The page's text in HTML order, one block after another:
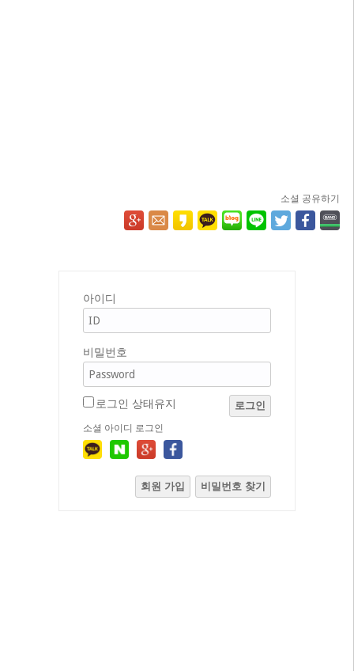
소셜 공유하기
아이디
비밀번호
로그인 상태유지 로그인
소셜 아이디 로그인
회원 가입 비밀번호 찾기